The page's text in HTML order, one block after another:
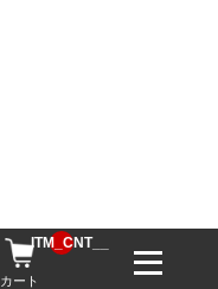
カート
__ITM_CNT__